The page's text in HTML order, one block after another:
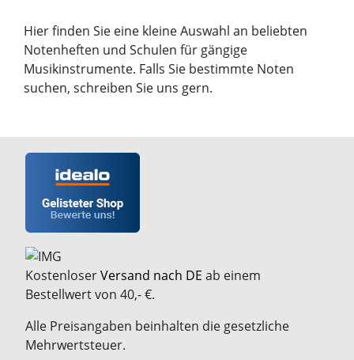
Hier finden Sie eine kleine Auswahl an beliebten
Notenheften und Schulen für gängige
Musikinstrumente. Falls Sie bestimmte Noten
suchen, schreiben Sie uns gern.
KostenloserVersand nach DE ab einem
Bestellwert von 40,- €.
Alle Preisangaben beinhalten die gesetzliche
Mehrwertsteuer.